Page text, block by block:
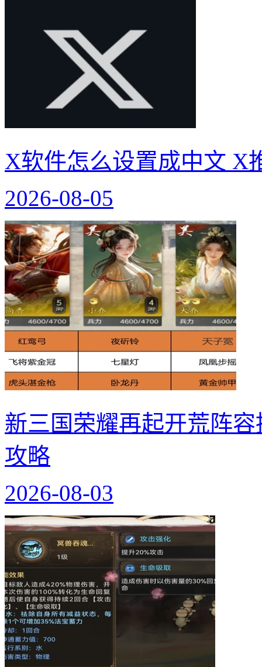
X软件怎么设置成中文 X
2026-08-05
新三国荣耀再起开荒阵
攻略
2026-08-03